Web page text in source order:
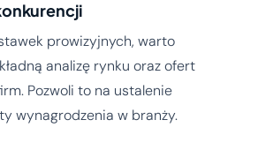
prowizyjnych, warto
analizę rynku oraz ofert
Pozwoli to na ustalenie
wynagrodzenia w branży.